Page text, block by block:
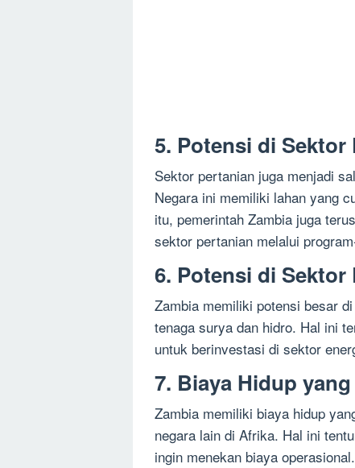
5. Potensi di Sektor
Sektor pertanian juga menjadi
Negara ini memiliki lahan yang
itu, pemerintah Zambia juga
sektor pertanian melalui
6. Potensi di Sektor
Zambia memiliki potensi besar
tenaga surya dan hidro. Hal ini
untuk berinvestasi di sektor
7. Biaya Hidup
Zambia memiliki biaya hidup
negara lain di Afrika. Hal ini
ingin menekan biaya operasional.